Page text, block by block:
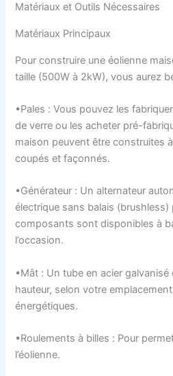
Matériaux et Outils Nécessaires
Matériaux Principaux
Pour construire une éolienne
taille (500W à 2kW), vous aurez
•Pales : Vous pouvez les
de verre ou les acheter pré-
maison peuvent être construites
coupés et façonnés.
•Générateur : Un alternateur
électrique sans balais (brushless)
composants sont disponibles à
l’occasion.
•Mât : Un tube en acier
hauteur, selon votre
énergétiques.
•Roulements à billes : Pour
l’éolienne.